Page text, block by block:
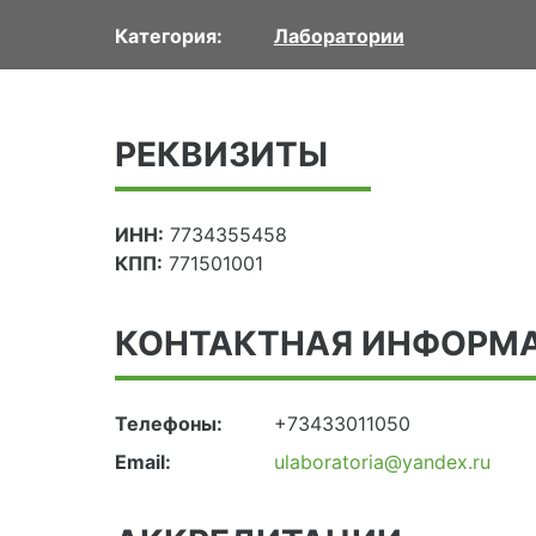
Категория: Лаборатории
РЕКВИЗИТЫ
ИНН: 7734355458
КПП: 771501001
КОНТАКТНАЯ
Телефоны:
+73433011050
Email:
ulaboratoria@yandex.ru